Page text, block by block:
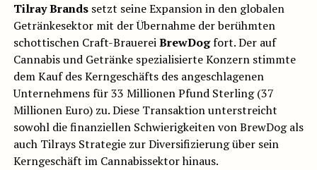
Tilray Brandssetzt seine Expansion in den globalen
Getränkesektor mit der Übernahme der berühmten
schottischen Craft-BrauereiBrewDogfort. Der auf
Cannabis und Getränke spezialisierte Konzern stimmte
dem Kauf des Kerngeschäfts des angeschlagenen
Unternehmens für 33 Millionen Pfund Sterling (37
Millionen Euro) zu. Diese Transaktion unterstreicht
sowohl die finanziellen Schwierigkeiten von BrewDog als
auch Tilrays Strategie zur Diversifizierung über sein
Kerngeschäft im Cannabissektor hinaus.